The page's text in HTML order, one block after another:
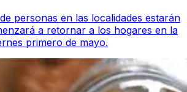
personas en las localidades estarán
a retornar a los hogares en la
primero de mayo.